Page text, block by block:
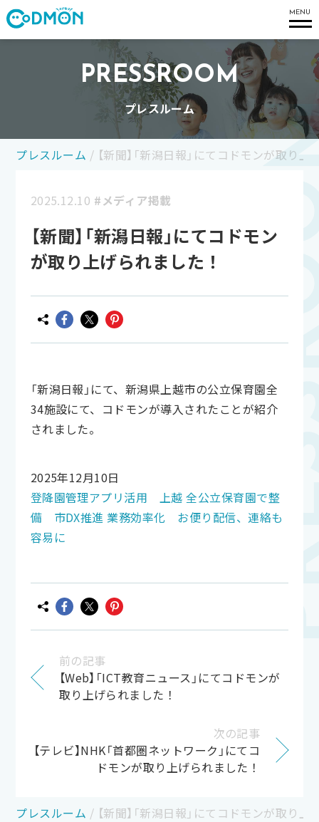
MENU
PRESSROOM
プレスルーム
プレスルーム / 【新聞】「新潟日報」にてコドモンが取り
2025.12.10 #メディア掲載
【新聞】「新潟日報」にてコドモン
が取り上げられました！
「新潟日報」にて、新潟県上越市の公立保育園全
34施設にて、コドモンが導入されたことが紹介
されました。
2025年12月10日
登降園管理アプリ活用 上越 全公立保育園で整
備 市DX推進 業務効率化 お便り配信、連絡も
容易に
前の記事
【Web】「ICT教育ニュース」にてコドモンが
取り上げられました！
次の記事
【テレビ】NHK「首都圏ネットワーク」にてコ
ドモンが取り上げられました！
プレスルーム / 【新聞】「新潟日報」にてコドモンが取り